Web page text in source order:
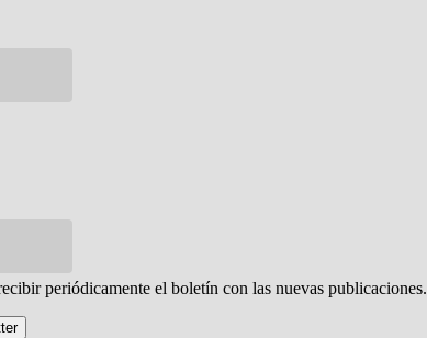
periódicamente el boletín con las nuevas publicaciones.